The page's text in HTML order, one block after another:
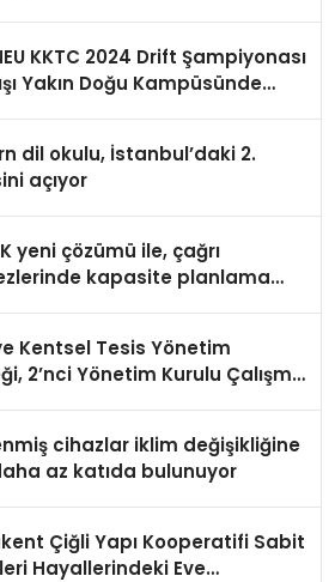
KKTC 2024 Drift Şampiyonası
Yakın Doğu Kampüsünde
dil okulu, İstanbul’daki 2.
açıyor
yeni çözümü ile, çağrı
kapasite planlama
Kentsel Tesis Yönetim
2’nci Yönetim Kurulu Çalışma
cihazlar iklim değişikliğine
az katıda bulunuyor
Çiğli Yapı Kooperatifi Sabit
Hayallerindeki Eve